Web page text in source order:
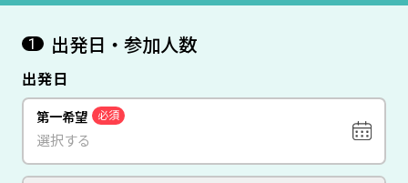
1 出発日・参加人数
出発日
第一希望 必須